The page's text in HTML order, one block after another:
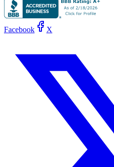
Facebook X